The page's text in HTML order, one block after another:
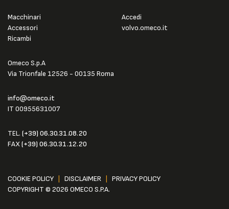
Omeco S.p.A
Via Trionfale 12526 - 00135 Roma
info@omeco.it
IT 00955631007
TEL. (+39) 06.30.31.08.20
FAX(+39) 06.30.31.12.20
Macchinari
Accessori
Ricambi
Accedi
volvo.omeco.it
COOKIE POLICY DISCLAIMER
PRIVACY POLICY
COPYRIGHT © 2026 OMECO S.P.A.